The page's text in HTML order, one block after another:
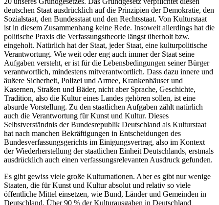
deutschen Staat ausdrücklich auf die Prinzipien der Demokratie, den
Sozialstaat, den Bundesstaat und den Rechtsstaat. Von Kulturstaat
ist in diesem Zusammenhang keine Rede. Insoweit allerdings hat die
politische Praxis die Verfassungstheorie längst überholt bzw.
eingeholt. Natürlich hat der Staat, jeder Staat, eine kulturpolitische
Verantwortung. Wie weit oder eng auch immer der Staat seine
Aufgaben versteht, er ist für die Lebensbedingungen seiner Bürger
verantwortlich, mindestens mitverantwortlich. Dass dazu innere und
äußere Sicherheit, Polizei und Armee, Krankenhäuser und
Kasernen, Straßen und Bäder, nicht aber Sprache, Geschichte,
Tradition, also die Kultur eines Landes gehören sollen, ist eine
absurde Vorstellung. Zu den staatlichen Aufgaben zählt natürlich
auch die Verantwortung für Kunst und Kultur. Dieses
Selbstverständnis der Bundesrepublik Deutschland als Kulturstaat
hat nach manchen Bekräftigungen in Entscheidungen des
Bundesverfassungsgerichts im Einigungsvertrag, also im Kontext
der Wiederherstellung der staatlichen Einheit Deutschlands, erstmals
ausdrücklich auch einen verfassungsrelevanten Ausdruck gefunden.
Es gibt gewiss viele große Kulturnationen. Aber es gibt nur wenige
Staaten, die für Kunst und Kultur absolut und relativ so viele
öffentliche Mittel einsetzen, wie Bund, Länder und Gemeinden in
Deutschland. Über 90 % der Kulturausgaben in Deutschland